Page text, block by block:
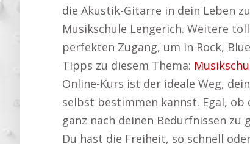
die Akustik-Gitarre in dein Leben
Musikschule Lengerich. Weitere
perfekten Zugang, um in Rock,
Tipps zu diesem Thema:
Online-Kurs ist der ideale Weg,
selbst bestimmen kannst. Egal,
ganz nach deinen Bedürfnissen
Du hast die Freiheit, so schnell